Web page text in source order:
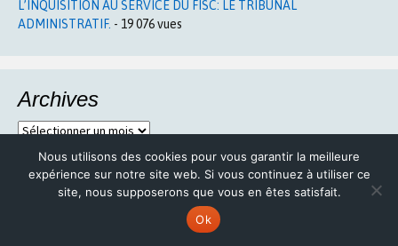
L’INQUISITION AU SERVICE DU FISC: LE TRIBUNAL
ADMINISTRATIF. - 19 076 vues
Archives
Archives
Méta
Nous utilisons des cookies pour vous garantir la meilleure
expérience sur notre site web. Si vous continuez à utiliser ce
site, nous supposerons que vous en êtes satisfait.
Ok